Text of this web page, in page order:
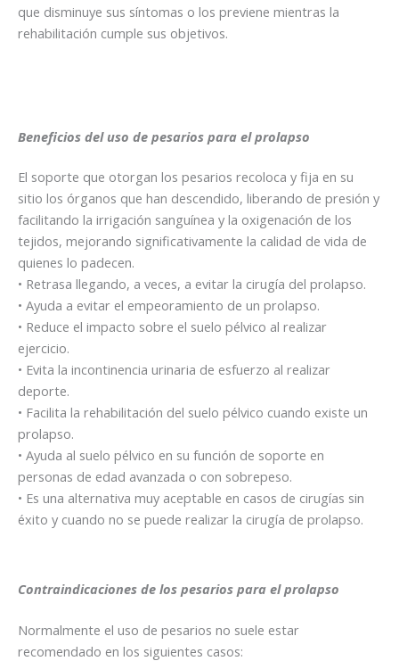
que disminuye sus síntomas o los previene mientras la
rehabilitación cumple sus objetivos.
Beneficios del uso de pesarios para el prolapso
El soporte que otorgan los pesarios recoloca y fija en su
sitio los órganos que han descendido, liberando de presión y
facilitando la irrigación sanguínea y la oxigenación de los
tejidos, mejorando significativamente la calidad de vida de
quienes lo padecen.
• Retrasa llegando, a veces, a evitar la cirugía del prolapso.
• Ayuda a evitar el empeoramiento de un prolapso.
• Reduce el impacto sobre el suelo pélvico al realizar
ejercicio.
• Evita la incontinencia urinaria de esfuerzo al realizar
deporte.
• Facilita la rehabilitación del suelo pélvico cuando existe un
prolapso.
• Ayuda al suelo pélvico en su función de soporte en
personas de edad avanzada o con sobrepeso.
• Es una alternativa muy aceptable en casos de cirugías sin
éxito y cuando no se puede realizar la cirugía de prolapso.
Contraindicaciones de los pesarios para el prolapso
Normalmente el uso de pesarios no suele estar
recomendado en los siguientes casos: